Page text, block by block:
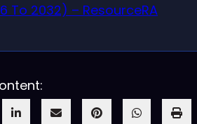
To 2032) – ResourceRA